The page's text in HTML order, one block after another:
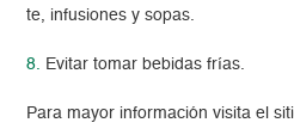
te, infusiones y sopas.
8. Evitar tomar bebidas frías.
Para mayor información visita el